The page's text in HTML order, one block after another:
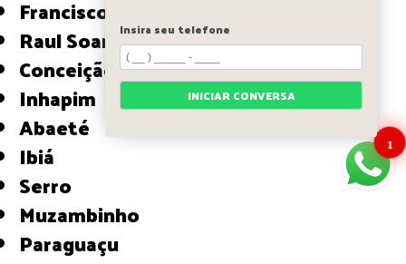
Francisco Sá
Raul Soares
Conceição do Mato Dentro
Inhapim
Abaeté
Ibiá
Serro
Muzambinho
Paraguaçu
1
Insira seu telefone
INICIAR CONVERSA